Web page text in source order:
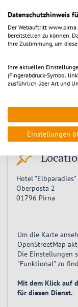
Preis:
Erwachsene94,90€
Freitag
Hotel "Elbparadies"
Oberposta 2
01796 Pirna
Um die Karte
OpenStreetMap
Die Einstellungen
"Funktional" zu
Mit dem Klick auf
für diesen Dienst.
Datenschutzhinweis
Der Webauftritt
bereitstellen zu können.
Ihre Zustimmung, um
Ihre aktuellen
(Fingerabdruck-Symbol
ausführlich über Art und
Einstellungen